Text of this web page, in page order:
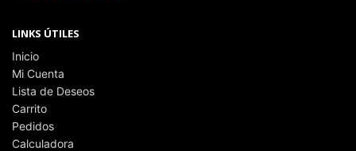
LINKS ÚTILES
Inicio
Mi Cuenta
Lista de Deseos
Carrito
Pedidos
Calculadora